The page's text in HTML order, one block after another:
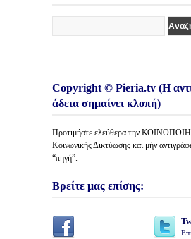
Copyright © Pieria.tv (Η
άδεια σημαίνει κλοπή)
Προτιμήστε ελεύθερα την
Κοινωνικής Δικτύωσης και μήν
“πηγή”.
Βρείτε μας επίσης: